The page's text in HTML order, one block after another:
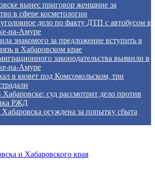
вынес приговор женщине за
в сфере косметологии
дело по факту ДТП с автобусом в
знакомого за предложение вступить в
в Хабаровском крае
законодательства выявили в
в кювет под Комсомольском, три
суд рассмотрит дело против
РЖД
осуждена за попытку сбыта